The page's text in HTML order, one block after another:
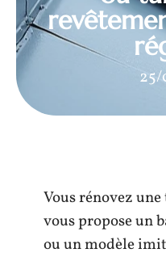
Vous rénovez
vous propose un
ou un modèle